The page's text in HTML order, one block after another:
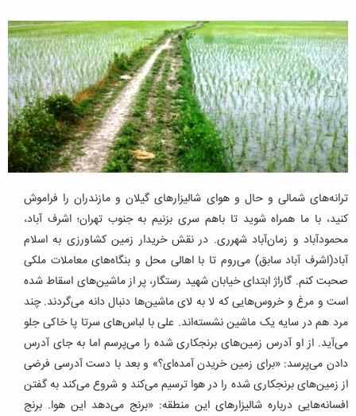
ترانه‌های شمالی و حال و هوای شالیزارهای گیلان و مازندران را فراموش
کنید، با ما همراه شوید تا باهم سری بزنیم به جنوب تهران؛ اشرف آباد،
محمودآباد و زمان‌آباد شهرری. در نقش خریدار زمین کشاورزی به اسلام
آباد(اشرف آباد سابق) می‌روم تا با اهالی محل و بنگاه‌های معاملات ملکی
صحبت کنم. گاراژ ابتدای خیابان شهید رستگار، پر از ماشین‌های اسقاط شده
است و مرغ و خروس‌هایی که لا به لای ماشین‌ها دنبال دانه می‌گردند. چند
مرد هم در سایه یک ماشین نشسته‌اند. علی با لباس‌های سرتا پا خاکی جلو
می‌آید. از او آدرس زمین‌های برنجکاری شده را می‌پرسم اما به جای آدرس
دادن می‌پرسد: «برای زمین خریدن آمده‌ای؟» و بعد با دست آدرسی فرضی
از زمین‌های برنجکاری شده را در هوا ترسیم می‌کند و شروع می‌کند به گفتن
افسانه‌هایی درباره شالیزارهای این منطقه: «برنج می‌دهد این هوا. برنج